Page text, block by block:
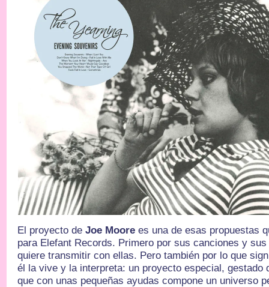
El proyecto deJoe Moore es una de esas propuestas
para Elefant Records. Primero por sus canciones y
quiere transmitir con ellas. Pero también por lo que
él la vive y la interpreta: un proyecto especial, gestado
que con unas pequeñas ayudas compone un universo